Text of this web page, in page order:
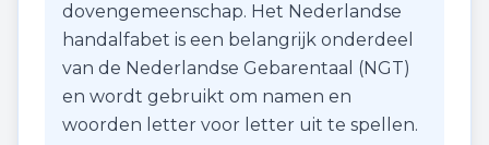
dovengemeenschap. Het Nederlandse
handalfabet is een belangrijk onderdeel
van de Nederlandse Gebarentaal (NGT)
en wordt gebruikt om namen en
woorden letter voor letter uit te spellen.